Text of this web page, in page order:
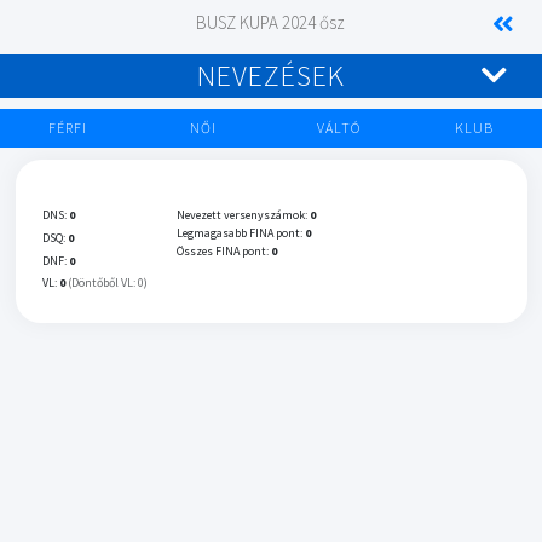
BUSZ KUPA 2024 ősz
NEVEZÉSEK
FÉRFI NŐI VÁLTÓ KLUB
DNS: 0
DSQ: 0
DNF: 0
VL: 0 (Döntőből VL: 0)
Nevezett versenyszámok: 0
Legmagasabb FINA pont: 0
Összes FINA pont: 0